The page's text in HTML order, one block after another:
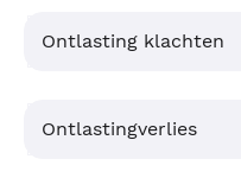
Ontlasting klachten
Ontlastingverlies